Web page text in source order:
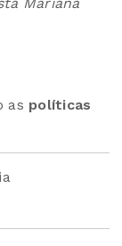
Mariana
as políticas